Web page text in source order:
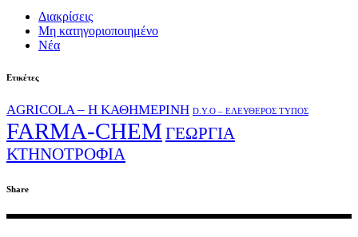
Διακρίσεις
Μη κατηγοριοποιημένο
Νέα
Ετικέτες
AGRICOLA – Η ΚΑΘΗΜΕΡΙΝΗ D.Y.O – ΕΛΕΥΘΕΡΟΣ ΤΥΠΟΣ
FARMA-CHEM ΓΕΩΡΓΙΑ
ΚΤΗΝΟΤΡΟΦΙΑ
Share